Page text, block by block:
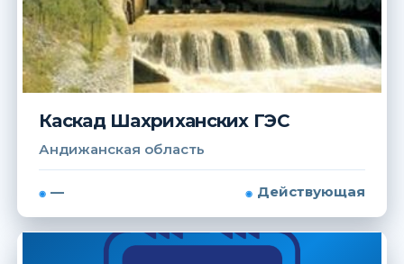
Каскад Шахриханских ГЭС
Андижанская область
— Действующая